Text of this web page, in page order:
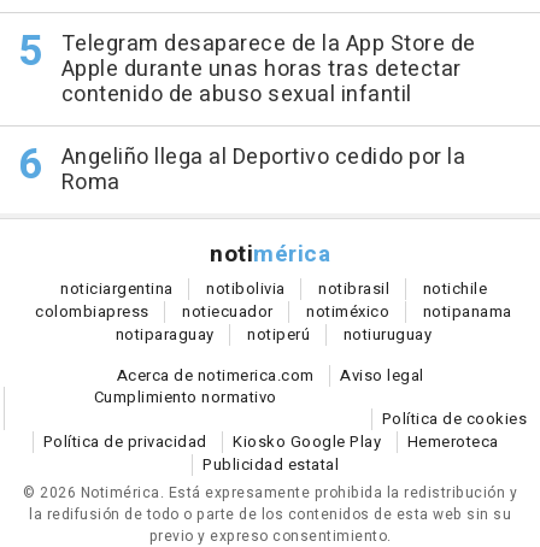
Telegram desaparece de la App Store de
Apple durante unas horas tras detectar
contenido de abuso sexual infantil
Angeliño llega al Deportivo cedido por la
Roma
notimérica
noticiargentina notibolivia notibrasil notichile
colombiapress notiecuador notiméxico notipanama
notiparaguay notiperú notiuruguay
Acerca de notimerica.com
Aviso legal
Cumplimiento normativo
Política de cookies
Política de privacidad
Kiosko Google Play
Hemeroteca
Publicidad estatal
© 2026 Notimérica. Está expresamente prohibida la redistribución y
la redifusión de todo o parte de los contenidos de esta web sin su
previo y expreso consentimiento.